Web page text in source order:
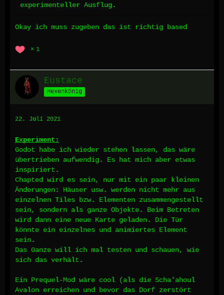
experimenteller Ausflug.
Okay ich muss zugeben das ist richtig based
1
Eustace
Hexenkönig
22. Juli 2021
Experiment:
Godot habe ich wieder stehen lassen, das wäre
übertrieben aufwendig. Es hat mich aber etwas
inspiriert.
Chapted wird es sein, nur mit ein paar kleinen
Änderungen: Häuser usw. werden nicht mehr aus
einzelnen Tiles bzw. Elementen zusammengestellt
sein, sondern als ganze Objekte. Beim Betreten
wird dann eine neue Karte geladen. Die Tür
könnte ein einzelnes und animiertes Element
sein.
Das Ganze will ich mal testen und schauen, wie
sich das verhält.
Ein Prequel-Mod wäre cool (als die Scha'ahoul
Avalon erreichen und bevor das Dorf zerstört